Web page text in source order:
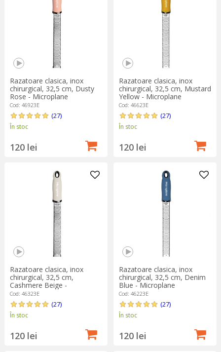
Razatoare clasica, inox
chirurgical, 32,5 cm, Dusty
Rose - Microplane
Cod: 46923E
(27)
În stoc
120 lei
Razatoare clasica, inox
chirurgical, 32,5 cm, Mustard
Yellow - Microplane
Cod: 46623E
(27)
În stoc
120 lei
Razatoare clasica, inox
chirurgical, 32,5 cm,
Cashmere Beige -
Microplane
Cod: 46323E
(27)
În stoc
120 lei
Razatoare clasica, inox
chirurgical, 32,5 cm, Denim
Blue - Microplane
Cod: 46223E
(27)
În stoc
120 lei